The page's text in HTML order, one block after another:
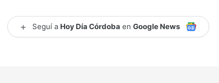
+ Seguí a Hoy Día Córdoba en Google News